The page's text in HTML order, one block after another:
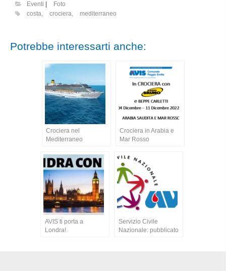
Eventi
Foto
costa
crociera mediterraneo
Potrebbe interessarti anche:
Crociera nel
Mediterraneo
Crociera in Arabia e
Mar Rosso
AVIS ti porta a
Londra!
Servizio Civile
Nazionale: pubblicato